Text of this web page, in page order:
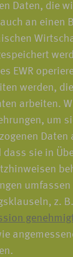
Daten, die
an einen
EWR
werden,
arbeiten.
um
Daten
dass sie in
umfassen
z.